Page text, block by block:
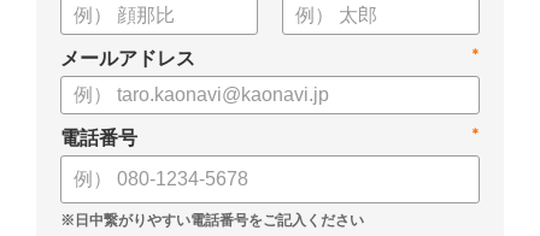
*
メールアドレス
*
電話番号